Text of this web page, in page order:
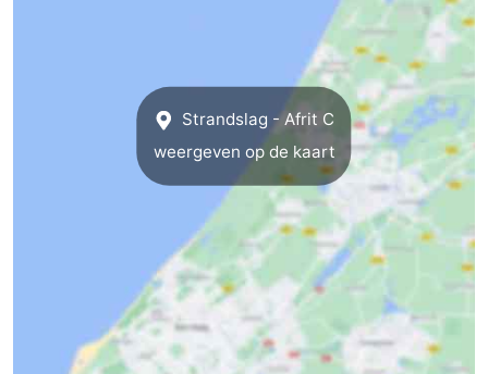
Strandslag - Afrit C
weergeven op de kaart